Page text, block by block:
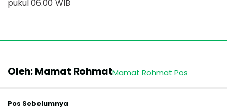
pukul 06.00 WIB
Oleh: Mamat RohmatMamat Rohmat Pos
Pos Sebelumnya